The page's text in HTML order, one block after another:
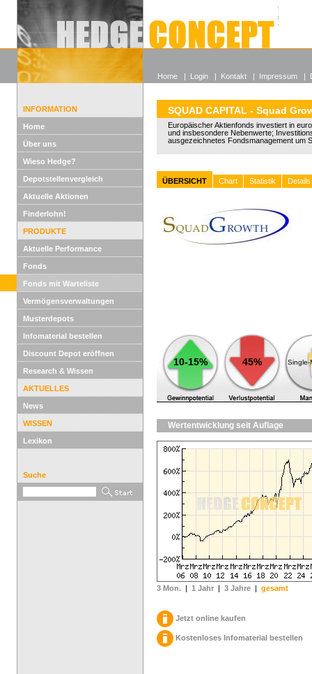
Alle
Wieso
INFORMATION
Home
Über uns
Wieso Hedge?
Depotstellenvergleich
Aktuelle Aktionen
Finderlohn!
PRODUKTE
Aktuelle Performance
Fonds
Fonds mit Warteliste
Vermögensverwaltungen
Musterdepots
Infomaterial bestellen
Discount Depot eröffnen
Research & Wissen
AKTUELLES
News
WISSEN
Lexikon
Suche
SQUAD CAPITAL - Squad
Europäischer Aktienfonds investiert in
und insbesondere Nebenwerte;
ausgezeichnetes Fondsmanagement um
ÜBERSICHT Chart Statistik Details
10-15% 45% Single-
Wertentwicklung seit Auflage
3 Mon. | 1 Jahr | 3 Jahre | gesamt
Jetzt online kaufen
Kostenloses Infomaterial bestellen
Home | Login | Kontakt | Impressum |